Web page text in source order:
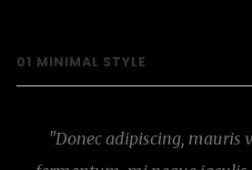
01 MINIMAL STYLE
"Donec adipiscing, mauris